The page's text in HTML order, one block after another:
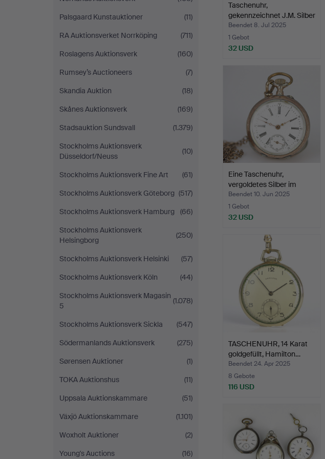
Palsgaard Kunstauktioner
(11)
RA Auktionsverket Norrköping
(711)
Roslagens Auktionsverk
(160)
Rumsey’s Auctioneers
(7)
Skandia Auktion
(18)
Skånes Auktionsverk
(169)
Stadsauktion Sundsvall
(1.379)
Stockholms Auktionsverk
Düsseldorf/Neuss
(10)
Stockholms Auktionsverk Fine Art
(61)
Stockholms Auktionsverk Göteborg (517)
Stockholms Auktionsverk Hamburg
(66)
Stockholms Auktionsverk
Helsingborg
(250)
Stockholms Auktionsverk Helsinki
(57)
Stockholms Auktionsverk Köln
(44)
Stockholms Auktionsverk Magasin
5
(1.078)
Stockholms Auktionsverk Sickla
(547)
Södermanlands Auktionsverk
(275)
Sørensen Auktioner
(1)
TOKA Auktionshus
(11)
Uppsala Auktionskammare
(51)
Växjö Auktionskammare
(1.101)
Woxholt Auktioner
(2)
Young's Auctions
(16)
Taschenuhr,
gekennzeichnet J.M. Silber
im …
Beendet 8. Jul 2025
1 Gebot
32 USD
Eine Taschenuhr,
vergoldetes Silber im
Auß…
Beendet 10. Jun 2025
1 Gebot
32 USD
TASCHENUHR, 14 Karat
goldgefüllt, Hamilton…
Beendet 24. Apr 2025
8 Gebote
116 USD